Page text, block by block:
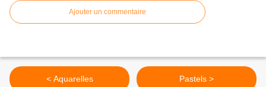
Ajouter un commentaire
< Aquarelles Pastels >